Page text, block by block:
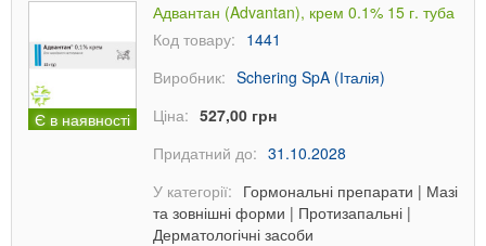
Є в наявності
Адвантан (Advantan), крем 0.1% 15 г. туба
Код товару: 1441
Виробник: Schering SpA (Італія)
Ціна: 527,00 грн
Придатний до: 31.10.2028
У категорії: Гормональні препарати | Мазі
та зовнішні форми | Протизапальні |
Дерматологічні засоби